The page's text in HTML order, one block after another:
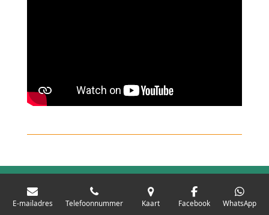
F
W
I
E-mailadres Telefoonnummer Kaart Facebook WhatsApp